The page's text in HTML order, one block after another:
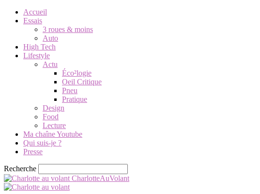
Accueil
Essais
3 roues & moins
Auto
High Tech
Lifestyle
Actu
Éco²logie
Oeil Critique
Pneu
Pratique
Design
Food
Lecture
Ma chaîne Youtube
Qui suis-je ?
Presse
Recherche
CharlotteAuVolant